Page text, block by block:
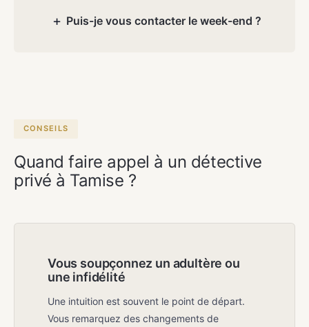
sous-communes d'Elversele, Steendorp
et Tielrode.
Puis-je vous contacter le week-end ?
+
CONSEILS
Quand faire appel à un détective
privé à Tamise ?
Vous soupçonnez un adultère ou
une infidélité
Une intuition est souvent le point de départ.
Vous remarquez des changements de